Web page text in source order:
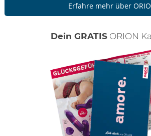
Erfahre mehr über
Dein GRATIS ORION